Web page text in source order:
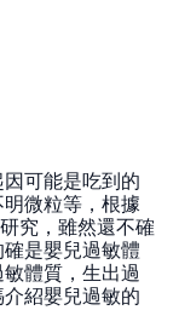
可能是吃到的
微粒等，根據
究，雖然還不確
是嬰兒過敏體
體質，生出過
紹嬰兒過敏的